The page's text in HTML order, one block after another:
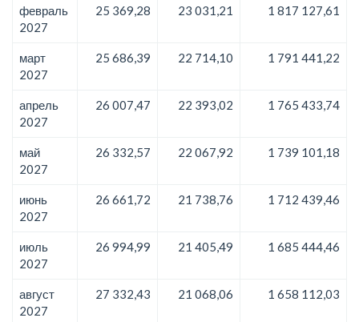
февраль
2027
25 369,28 23 031,21 1 817 127,61
март
2027
25 686,39 22 714,10 1 791 441,22
апрель
2027
26 007,47 22 393,02 1 765 433,74
май
2027
26 332,57 22 067,92 1 739 101,18
июнь
2027
26 661,72 21 738,76 1 712 439,46
июль
2027
26 994,99 21 405,49 1 685 444,46
август
2027
27 332,43 21 068,06 1 658 112,03